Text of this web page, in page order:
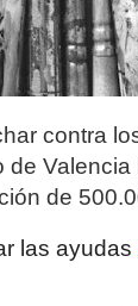
contra
de
de
las ayudas